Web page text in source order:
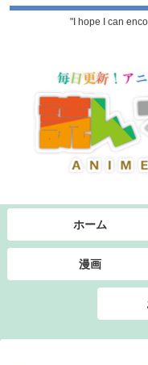
"I hope I can
ホーム
漫画